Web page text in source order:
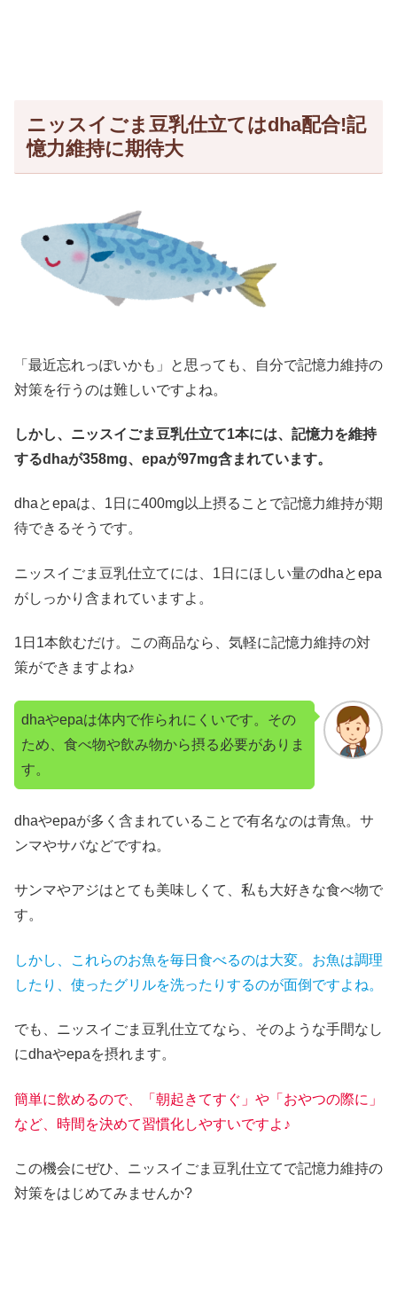
ニッスイごま豆乳仕立てはdha配合!記
憶力維持に期待大
「最近忘れっぽいかも」と思っても、自分で記憶力維持の
対策を行うのは難しいですよね。
しかし、ニッスイごま豆乳仕立て1本には、記憶力を維持
するdhaが358mg、epaが97mg含まれています。
dhaとepaは、1日に400mg以上摂ることで記憶力維持が期
待できるそうです。
ニッスイごま豆乳仕立てには、1日にほしい量のdhaとepa
がしっかり含まれていますよ。
1日1本飲むだけ。この商品なら、気軽に記憶力維持の対
策ができますよね♪
dhaやepaは体内で作られにくいです。その
ため、食べ物や飲み物から摂る必要がありま
す。
dhaやepaが多く含まれていることで有名なのは青魚。サ
ンマやサバなどですね。
サンマやアジはとても美味しくて、私も大好きな食べ物で
す。
しかし、これらのお魚を毎日食べるのは大変。お魚は調理
したり、使ったグリルを洗ったりするのが面倒ですよね。
でも、ニッスイごま豆乳仕立てなら、そのような手間なし
にdhaやepaを摂れます。
簡単に飲めるので、「朝起きてすぐ」や「おやつの際に」
など、時間を決めて習慣化しやすいですよ♪
この機会にぜひ、ニッスイごま豆乳仕立てで記憶力維持の
対策をはじめてみませんか?